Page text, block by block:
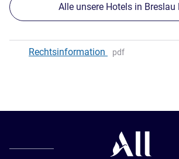
Alle unsere Hotels in Breslau
Rechtsinformation pdf